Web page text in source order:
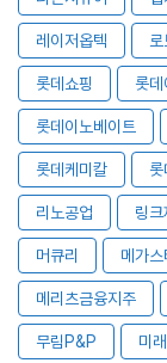
레이저옵텍
롯데쇼핑 롯데
롯데이노베이트
롯데케미칼 롯
리노공업 링
머큐리 메가
메리츠금융지주
무림P&P 미